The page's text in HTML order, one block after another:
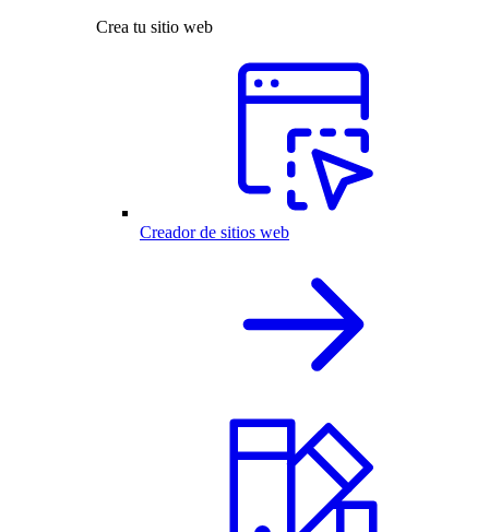
Crea tu sitio web
Creador de sitios web